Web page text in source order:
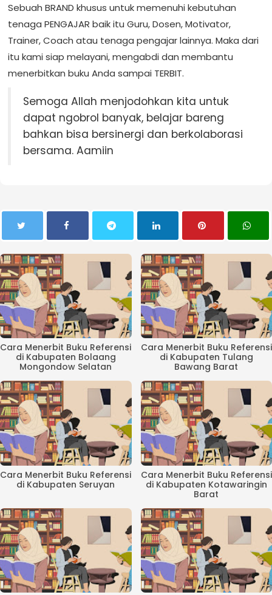
Sebuah BRAND khusus untuk memenuhi kebutuhan
tenaga PENGAJAR baik itu Guru, Dosen, Motivator,
Trainer, Coach atau tenaga pengajar lainnya. Maka dari
itu kami siap melayani, mengabdi dan membantu
menerbitkan buku Anda sampai TERBIT.
Semoga Allah menjodohkan kita untuk
dapat ngobrol banyak, belajar bareng
bahkan bisa bersinergi dan berkolaborasi
bersama. Aamiin
Cara Menerbit Buku Referensi
di Kabupaten Bolaang
Mongondow Selatan
Cara Menerbit Buku Referensi
di Kabupaten Tulang
Bawang Barat
Cara Menerbit Buku Referensi
di Kabupaten Seruyan
Cara Menerbit Buku Referensi
di Kabupaten Kotawaringin
Barat